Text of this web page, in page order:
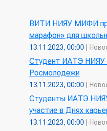
ВИТИ НИЯУ МИФИ
марафон» для
13.11.2023, 00:00
Студент ИАТЭ НИЯУ
Росмолодежи
13.11.2023, 00:00
Студенты ИАТЭ
участие в Днях
13.11.2023, 00:00